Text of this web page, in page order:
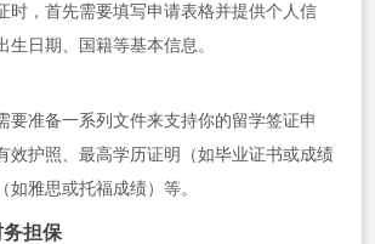
时，首先需要填写申请表格并提供个人信
生日期、国籍等基本信息。
要准备一系列文件来支持你的留学签证申
效护照、最高学历证明（如毕业证书或成绩
如雅思或托福成绩）等。
担保